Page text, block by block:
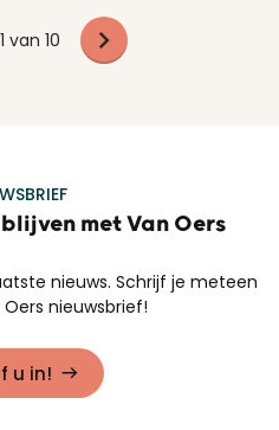
1 van 10
met Van Oers
nieuws. Schrijf je meteen
nieuwsbrief!
u in!